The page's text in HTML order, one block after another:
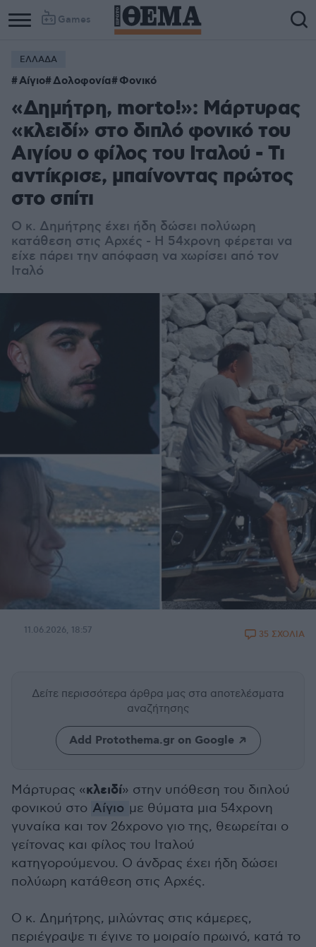
Games
ΕΛΛΑΔΑ
Αίγιο Δολοφονία Φονικό
«Δημήτρη, morto!»: Μάρτυρας
«κλειδί» στο διπλό φονικό του
Αιγίου ο φίλος του Ιταλού - Τι
αντίκρισε, μπαίνοντας πρώτος
στο σπίτι
Ο κ. Δημήτρης έχει ήδη δώσει πολύωρη
κατάθεση στις Αρχές - Η 54χρονη φέρεται να
είχε πάρει την απόφαση να χωρίσει από τον
Ιταλό
11.06.2026, 18:57 35 ΣΧΟΛΙΑ
Δείτε περισσότερα άρθρα μας στα αποτελέσματα
αναζήτησης
Add Protothema.gr on Google
Μάρτυρας «κλειδί» στην υπόθεση του διπλού
φονικού στο Αίγιο με θύματα μια 54χρονη
γυναίκα και τον 26χρονο γιο της, θεωρείται ο
γείτονας και φίλος του Ιταλού
κατηγορούμενου. Ο άνδρας έχει ήδη δώσει
πολύωρη κατάθεση στις Αρχές.
Ο κ. Δημήτρης, μιλώντας στις κάμερες,
περιέγραψε τι έγινε το μοιραίο πρωινό, κατά το